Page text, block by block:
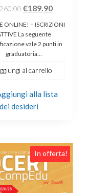
Il
prezzo
originale
era:
€260.00.
€189.90Il
prezzo
è:
ONLINE! – ISCRIZIONI
La seguente
vale 2 punti in
graduatoria…
al carrello
alla lista
dei desideri
In offerta!